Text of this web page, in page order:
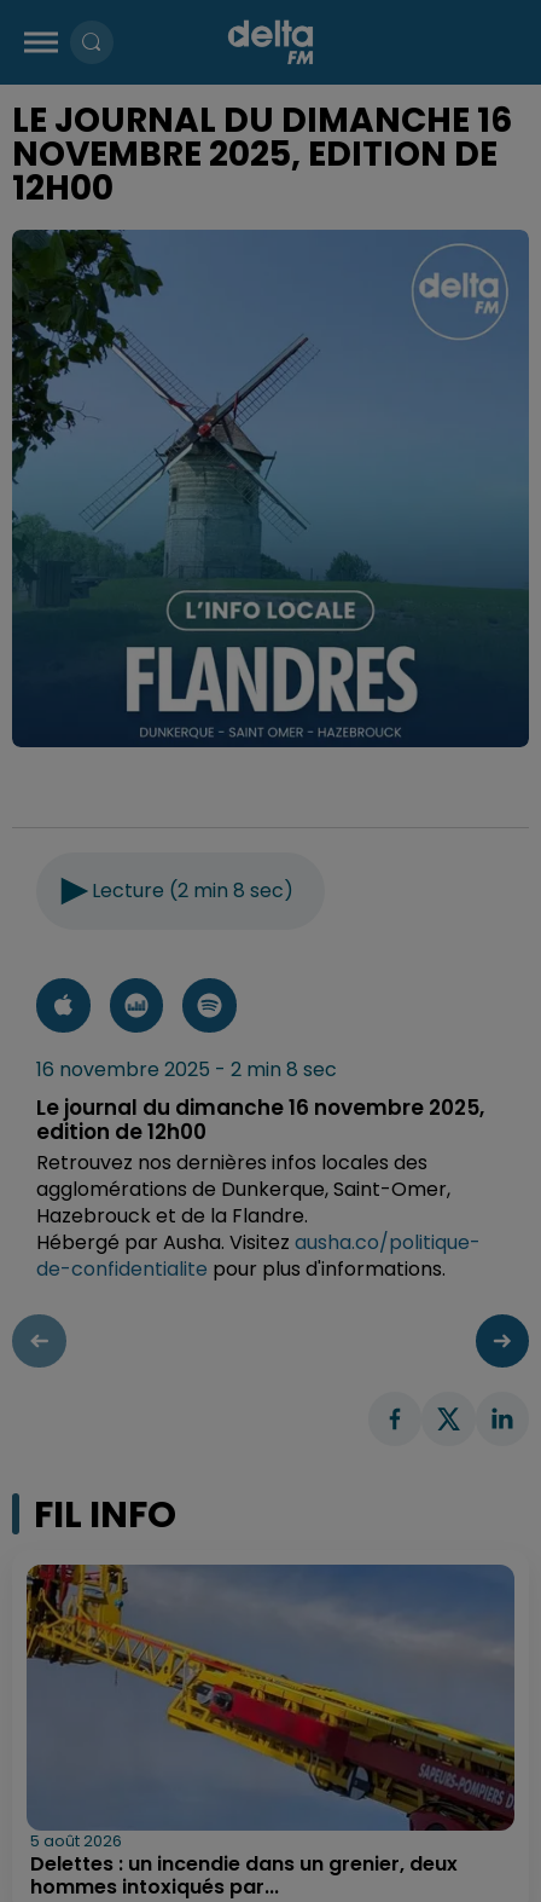
LE JOURNAL DU DIMANCHE 16
NOVEMBRE 2025, EDITION DE
12H00
Lecture (2 min 8 sec)
16 novembre 2025 - 2 min 8 sec
Le journal du dimanche 16 novembre 2025,
edition de 12h00
Retrouvez nos dernières infos locales des
agglomérations de Dunkerque, Saint-Omer,
Hazebrouck et de la Flandre.
Hébergé par Ausha. Visitez ausha.co/politique-
de-confidentialite pour plus d'informations.
FIL INFO
5 août 2026
Delettes : un incendie dans un grenier, deux
hommes intoxiqués par...